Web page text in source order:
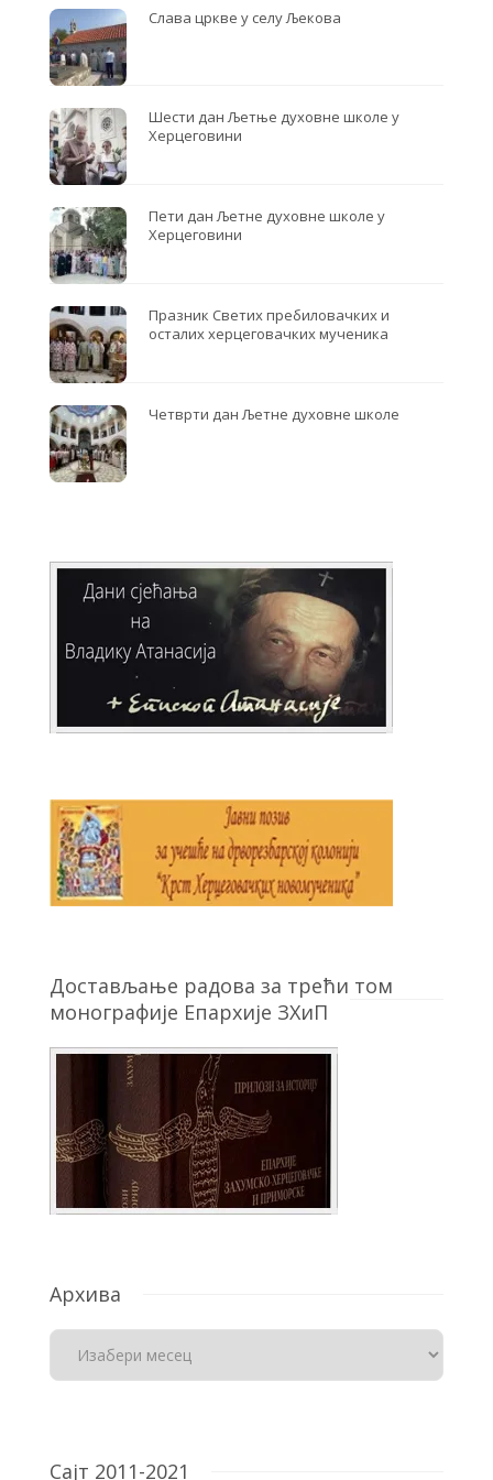
Слава цркве у селу Љекова
Шести дан Љетње духовне школе у
Херцеговини
Пети дан Љетне духовне школе у
Херцеговини
Празник Светих пребиловачких и
осталих херцеговачких мученика
Четврти дан Љетне духовне школе
Достављање радова за трећи том
монографије Епархије ЗХиП
Архива
Сајт 2011-2021